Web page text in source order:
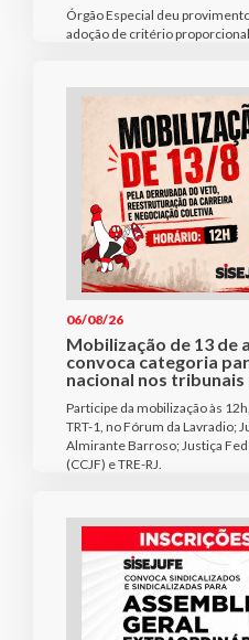
Órgão Especial deu
adoção de critério proporcional
06/08/26
Mobilização de 13 de
convoca categoria
nacional nos tribunais
Participe da mobilização às
TRT-1, no Fórum da Lavradio;
Almirante Barroso; Justiça
(CCJF) e TRE-RJ.